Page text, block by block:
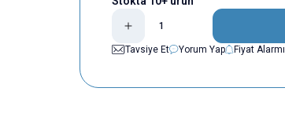
Tavsiye Et
Yorum Yap Fiyat Alarmı